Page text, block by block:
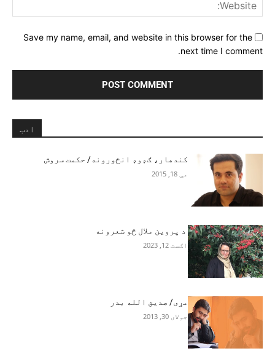
Save my name, email, and website in this browser for the
next time I comment.
ادب
کندهار، ګډوډ انځورونه/ حکمت سروش
مې 18, 2015
د پروین ملال څو شعرونه
اګست 12, 2023
مړی/ صدیق الله بدر
جولای 30, 2013